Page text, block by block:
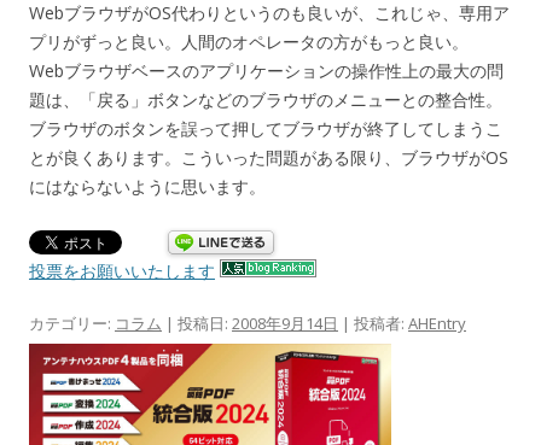
WebブラウザがOS代わりというのも良いが、これじゃ、専用ア
プリがずっと良い。人間のオペレータの方がもっと良い。
Webブラウザベースのアプリケーションの操作性上の最大の問
題は、「戻る」ボタンなどのブラウザのメニューとの整合性。
ブラウザのボタンを誤って押してブラウザが終了してしまうこ
とが良くあります。こういった問題がある限り、ブラウザがOS
にはならないように思います。
投票をお願いいたします
カテゴリー: コラム | 投稿日: 2008年9月14日 | 投稿者: AHEntry